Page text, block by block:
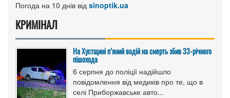
Погода на 10 днів від sinoptik.ua
КРИМІНАЛ
На Хустщині п’яний водій на смерть збив 33-річного
пішохода
6 серпня до поліції надійшло
повідомлення від медиків про те, що в
селі Приборжавське авто...